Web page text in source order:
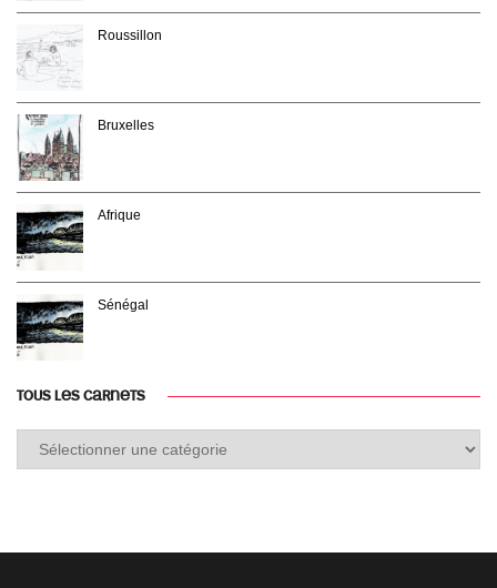
Roussillon
Bruxelles
Afrique
Sénégal
TOUS LES CARNETS